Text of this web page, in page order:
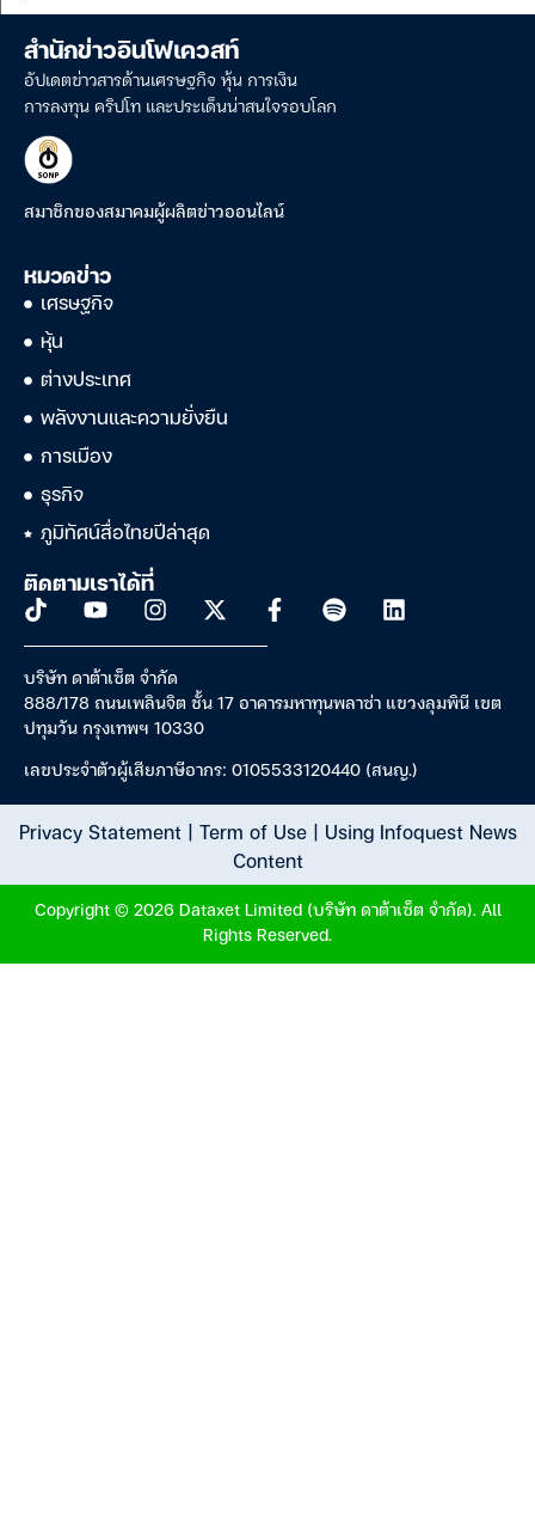
สำนักข่าวอินโฟเควสท์
อัปเดตข่าวสารด้านเศรษฐกิจ หุ้น การเงิน
การลงทุน คริปโท และประเด็นน่าสนใจรอบโลก
สมาชิกของสมาคมผู้ผลิตข่าวออนไลน์
หมวดข่าว
เศรษฐกิจ
หุ้น
ต่างประเทศ
พลังงานและความยั่งยืน
การเมือง
ธุรกิจ
ภูมิทัศน์สื่อไทยปีล่าสุด
ติดตามเราได้ที่
บริษัท ดาต้าเซ็ต จำกัด
888/178 ถนนเพลินจิต ชั้น 17 อาคารมหาทุนพลาซ่า แขวงลุมพินี เขต
ปทุมวัน กรุงเทพฯ 10330
เลขประจำตัวผู้เสียภาษีอากร: 0105533120440 (สนญ.)
Privacy Statement| Term of Use| Using Infoquest News
Content
Copyright © 2026 Dataxet Limited (บริษัท ดาต้าเซ็ต จำกัด). All
Rights Reserved.